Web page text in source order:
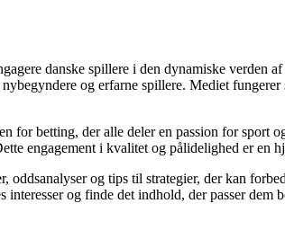
danske spillere i den dynamiske verden
og erfarne spillere. Mediet
for betting, der alle deler en passion for
engagement i kvalitet og pålidelighed er
og tips til strategier, der kan
og finde det indhold, der passer